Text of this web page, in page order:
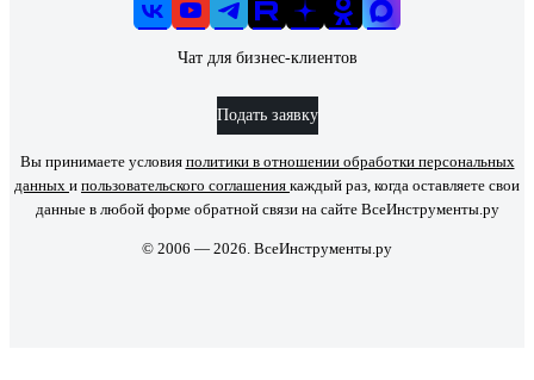
Чат для бизнес-клиентов
Подать заявку
Вы принимаете условия политики в отношении обработки персональных
данных и пользовательского соглашения каждый раз, когда оставляете свои
данные в любой форме обратной связи на сайте ВсеИнструменты.ру
© 2006 — 2026. ВсеИнструменты.ру